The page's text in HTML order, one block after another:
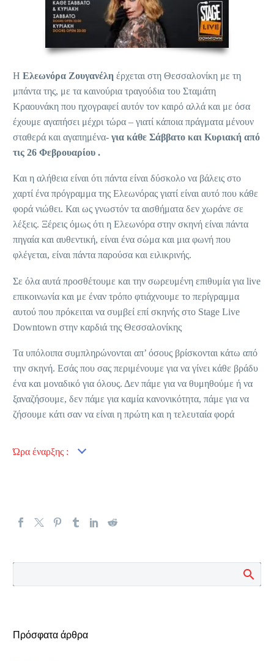
Η Ελεωνόρα Ζουγανέλη έρχεται στη Θεσσαλονίκη με τη
μπάντα της, με τα καινούρια τραγούδια του Σταμάτη
Κραουνάκη που ηχογραφεί αυτόν τον καιρό αλλά και με όσα
έχουμε αγαπήσει μέχρι τώρα – γιατί κάποια πράγματα μένουν
σταθερά και αγαπημένα- για κάθε Σάββατο και Κυριακή από
τις 26 Φεβρουαρίου .
Και η αλήθεια είναι ότι πάντα είναι δύσκολο να βάλεις στο
χαρτί ένα πρόγραμμα της Ελεωνόρας γιατί είναι αυτό που κάθε
φορά νιώθει. Και ως γνωστόν τα αισθήματα δεν χωράνε σε
λέξεις. Ξέρεις όμως ότι η Ελεωνόρα στην σκηνή είναι πάντα
πηγαία και αυθεντική, είναι ένα σώμα και μια φωνή που
φλέγεται, είναι πάντα παρούσα και ειλικρινής.
Σε όλα αυτά προσθέτουμε και την σωρευμένη επιθυμία για live
επικοινωνία και με έναν τρόπο φτιάχνουμε το περίγραμμα
αυτού που πρόκειται να συμβεί επί σκηνής στο Stage Live
Downtown στην καρδιά της Θεσσαλονίκης
Τα υπόλοιπα συμπληρώνονται απ’ όσους βρίσκονται κάτω από
την σκηνή. Εσάς που σας περιμένουμε για να γίνει κάθε βράδυ
ένα και μοναδικό για όλους. Δεν πάμε για να θυμηθούμε ή να
ξαναζήσουμε, δεν πάμε για καμία κανονικότητα, πάμε για να
ζήσουμε κάτι σαν να είναι η πρώτη και η τελευταία φορά
Ώρα έναρξης :
Πρόσφατα άρθρα